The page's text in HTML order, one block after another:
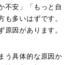
不安」「もっと自
多いはずです。
因があります。
う具体的な原因か